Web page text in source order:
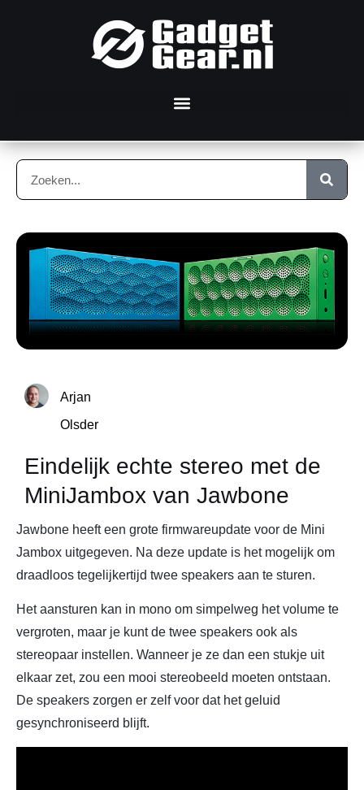
Arjan
Olsder
Eindelijk echte stereo met de
MiniJambox van Jawbone
Jawbone heeft een grote firmwareupdate voor de Mini
Jambox uitgegeven. Na deze update is het mogelijk om
draadloos tegelijkertijd twee speakers aan te sturen.
Het aansturen kan in mono om simpelweg het volume te
vergroten, maar je kunt de twee speakers ook als
stereopaar instellen. Wanneer je ze dan een stukje uit
elkaar zet, zou een mooi stereobeeld moeten ontstaan.
De speakers zorgen er zelf voor dat het geluid
gesynchroniseerd blijft.